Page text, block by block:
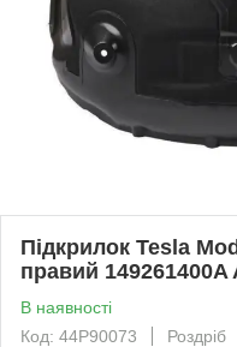
Підкрилок Tesla
правий 149261400A
В наявності
Код: 44P90073
Роздріб